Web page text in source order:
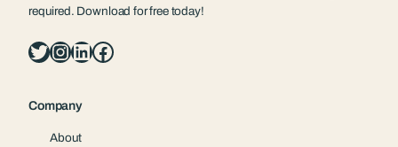
required. Download for free today!
Twitter InstagramLinkedIn Facebook
Company
About